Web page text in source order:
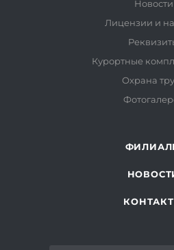
Новости
Лицензии и
Курортные
Охрана